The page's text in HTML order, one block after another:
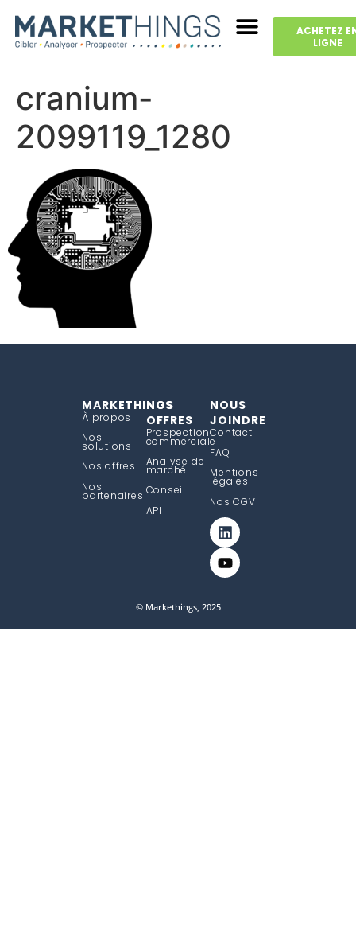
ACHETEZ
LIGNE
cranium-
2099119_1280
MARKETHINGS
À propos
Nos
solutions
Nos offres
Nos
partenaires
NOS
OFFRES
Prospection
commerciale
Analyse de
marché
Conseil
API
NOUS
JOINDRE
Contact
FAQ
Mentions
légales
Nos CGV
© Markethings, 2025